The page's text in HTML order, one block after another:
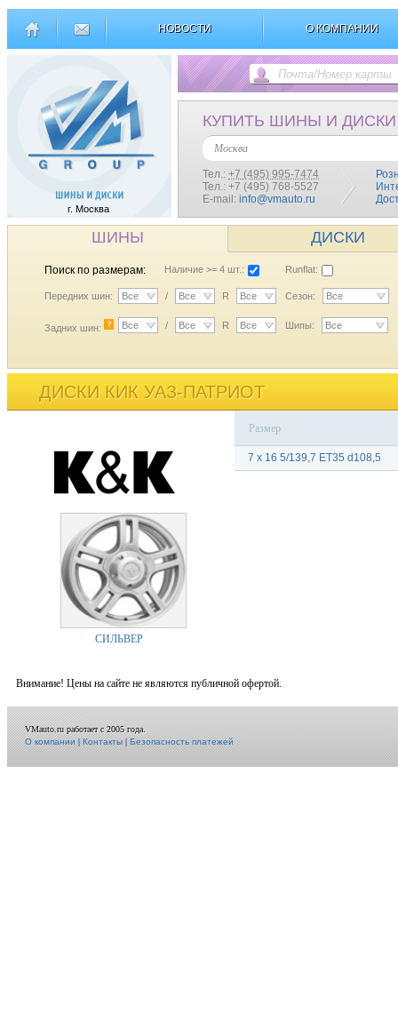
НОВОСТИ О КОМПАНИИ
г. Москва
КУПИТЬ ШИНЫ И ДИСКИ
Москва
Тел.: +7 (495) 995-7474
Тел.: +7 (495) 768-5527
E-mail: info@vmauto.ru
ШИНЫ ДИСКИ
Поиск по размерам: Наличие >= 4 шт.: Runflat:
Передних шин: Все / Все R Все Сезон: Все
Задних шин: ? Все / Все R Все Шипы: Все
ДИСКИ КИК УАЗ-ПАТРИОТ
СИЛЬВЕР
Размер
7 x 16 5/139,7 ET35 d108,5
Внимание! Цены на сайте не являются публичной офертой.
VMauto.ru работает с 2005 года.
О компании|Контакты|Безопасность платежей